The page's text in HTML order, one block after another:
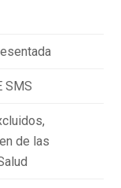
SMS
de las